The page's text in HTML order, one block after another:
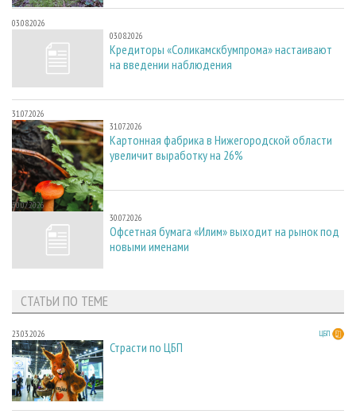
03.08.2026
03.08.2026
Кредиторы «Соликамскбумпрома» настаивают
на введении наблюдения
31.07.2026
31.07.2026
Картонная фабрика в Нижегородской области
увеличит выработку на 26%
30.07.2026
30.07.2026
Офсетная бумага «Илим» выходит на рынок под
новыми именами
СТАТЬИ ПО ТЕМЕ
23.03.2026 ЦБП
Страсти по ЦБП